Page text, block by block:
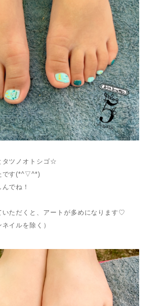
タツノオトシゴ☆
です(*^▽^*)
でね！
いただくと、アートが多めになります♡
イルを除く）